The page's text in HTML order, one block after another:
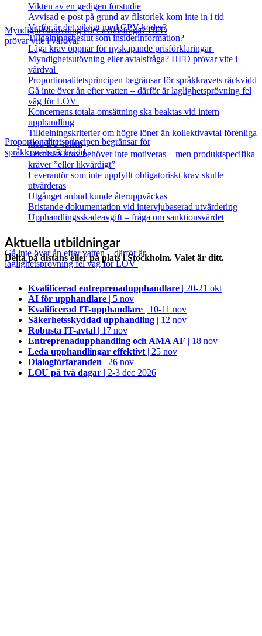
Myndighetsutövning eller avtalsfråga? HFD
prövar vite i vårdval
Proportionalitetsprincipen begränsar för
språkkravets räckvidd
Gå inte över ån efter vatten – därför är
laglighetsprövning fel väg för LOV
Vikten av en gedigen förstudie
Avvisad e-post på grund av filstorlek kom inte in i tid
Varför är det viktigt med CPV-koder?
Tilldelningsbeslut som insiderinformation?
Låga krav öppnar för nyskapande prisförklaringar
Myndighetsutövning eller avtalsfråga? HFD prövar vite i
vårdval
Proportionalitetsprincipen begränsar för språkkravets räckvidd
Gå inte över ån efter vatten – därför är laglighetsprövning fel
väg för LOV
Koncernens totala omsättning ska beaktas vid intern
upphandling
Tilldelningskriterier om högre löner än kollektivavtal förenliga
med EU‑rätten
Tekniska krav behöver inte motiveras – men produktspecifika
kräver ”eller likvärdigt”
Leverantör som inte uppfyllt obligatoriskt krav skulle
utvärderas
Utgånget anbud kunde återuppväckas
Bristande dokumentation vid intervjubaserad utvärdering
Upphandlingsskadeavgift – fråga om sanktionsvärdet
Aktuella utbildningar
Delta på distans eller på plats i Stockholm. Valet är ditt.
Kvalificerad entreprenad­upphandlare | 20-21 okt
AI för upphandlare | 5 nov
Kvalificerad IT-upphandlare | 10-11 nov
Säkerhetsskyddad upphandling | 12 nov
Robusta IT-avtal | 17 nov
Entreprenadupphandling och AMA AF | 18 nov
Leda upphandlingar effektivt | 25 nov
Dialogförfaranden | 26 nov
LOU på två dagar | 2-3 dec 2026